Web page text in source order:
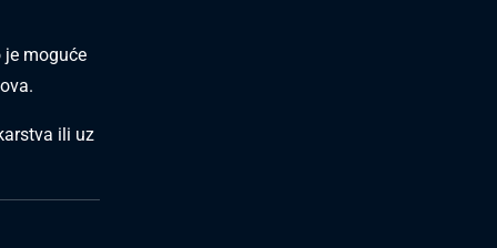
moguće
ili uz